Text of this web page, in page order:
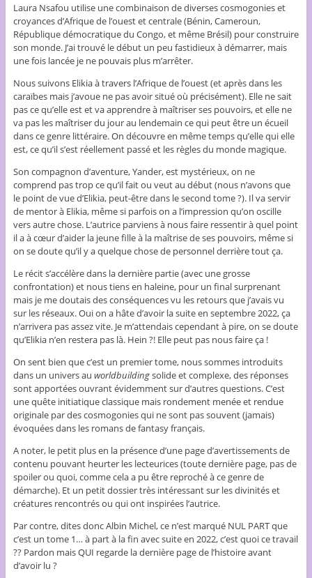
Laura Nsafou utilise une combinaison de diverses cosmogonies et
croyances d’Afrique de l’ouest et centrale (Bénin, Cameroun,
République démocratique du Congo, et même Brésil) pour construire
son monde. J’ai trouvé le début un peu fastidieux à démarrer, mais
une fois lancée je ne pouvais plus m’arrêter.
Nous suivons Elikia à travers l’Afrique de l’ouest (et après dans les
caraïbes mais j’avoue ne pas avoir situé où précisément). Elle ne sait
pas ce qu’elle est et va apprendre à maîtriser ses pouvoirs, et elle ne
va pas les maîtriser du jour au lendemain ce qui peut être un écueil
dans ce genre littéraire. On découvre en même temps qu’elle qui elle
est, ce qu’il s’est réellement passé et les règles du monde magique.
Son compagnon d’aventure, Yander, est mystérieux, on ne
comprend pas trop ce qu’il fait ou veut au début (nous n’avons que
le point de vue d’Elikia, peut-être dans le second tome ?). Il va servir
de mentor à Elikia, même si parfois on a l’impression qu’on oscille
vers autre chose. L’autrice parviens à nous faire ressentir à quel point
il a à cœur d’aider la jeune fille à la maîtrise de ses pouvoirs, même si
on se doute qu’il y a quelque chose de personnel derrière tout ça.
Le récit s’accélère dans la dernière partie (avec une grosse
confrontation) et nous tiens en haleine, pour un final surprenant
mais je me doutais des conséquences vu les retours que j’avais vu
sur les réseaux. Oui on a hâte d’avoir la suite en septembre 2022, ça
n’arrivera pas assez vite. Je m’attendais cependant à pire, on se doute
qu’Elikia n’en restera pas là. Hein ?! Elle peut pas nous faire ça !
On sent bien que c’est un premier tome, nous sommes introduits
dans un univers au worldbuildingsolide et complexe, des réponses
sont apportées ouvrant évidemment sur d’autres questions. C’est
une quête initiatique classique mais rondement menée et rendue
originale par des cosmogonies qui ne sont pas souvent (jamais)
évoquées dans les romans de fantasy français.
A noter, le petit plus en la présence d’une page d’avertissements de
contenu pouvant heurter les lecteurices (toute dernière page, pas de
spoiler ou quoi, comme cela a pu être reproché à ce genre de
démarche). Et un petit dossier très intéressant sur les divinités et
créatures rencontrés ou qui ont inspirées l’autrice.
Par contre, dites donc Albin Michel, ce n’est marqué NUL PART que
c’est un tome 1… à part à la fin avec suite en 2022, c’est quoi ce travail
?? Pardon mais QUI regarde la dernière page de l’histoire avant
d’avoir lu ?